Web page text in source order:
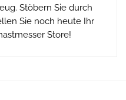
Stöbern Sie durch
Sie noch heute Ihr
Store!